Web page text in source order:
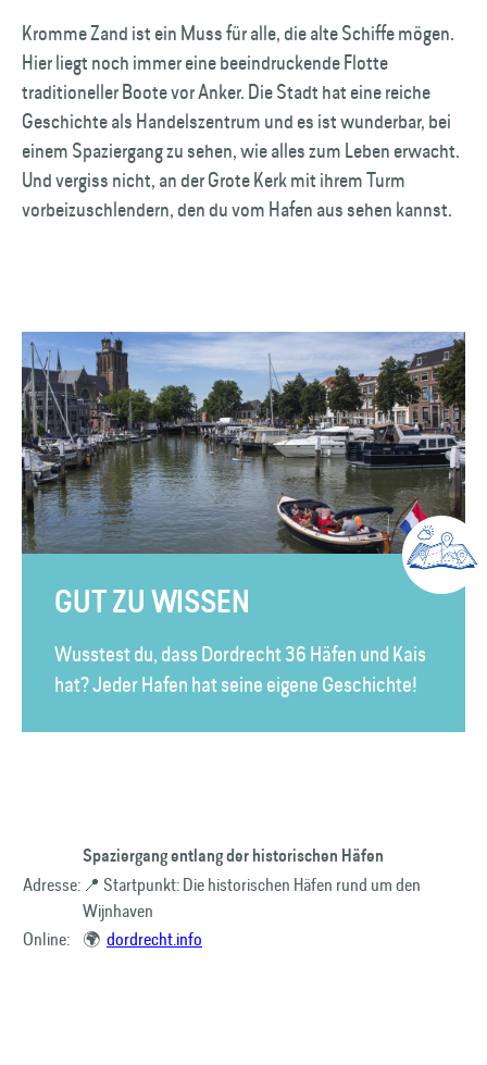
Kromme Zand ist ein Muss für alle, die alte Schiffe mögen.
Hier liegt noch immer eine beeindruckende Flotte
traditioneller Boote vor Anker. Die Stadt hat eine reiche
Geschichte als Handelszentrum und es ist wunderbar, bei
einem Spaziergang zu sehen, wie alles zum Leben erwacht.
Und vergiss nicht, an der Grote Kerk mit ihrem Turm
vorbeizuschlendern, den du vom Hafen aus sehen kannst.
GUT ZU WISSEN
Wusstest du, dass Dordrecht 36 Häfen und Kais
hat? Jeder Hafen hat seine eigene Geschichte!
Spaziergang entlang der historischen Häfen
Adresse: 📍 Startpunkt: Die historischen Häfen rund um den
Wijnhaven
Online: 🌍 dordrecht.info